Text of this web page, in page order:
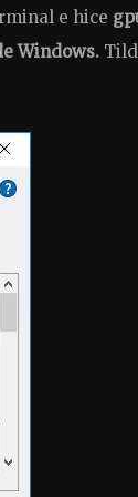
e hice
Windows.